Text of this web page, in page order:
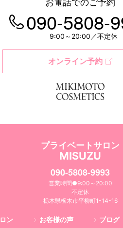
お電話でのご予約
090-5808-
9:00～20:00／不定休
オンライン予約
プライベートサロン
MISUZU
090-5808-9993
営業時間●9:00～20:00
不定休
栃木県栃木市平柳町1-14-16
ン お客様の声 ブログ